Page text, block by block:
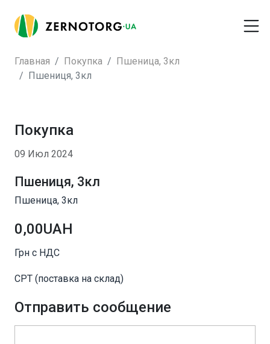
Главная Покупка
Пшеница, 3кл
Пшениця, 3кл
Покупка
09 Июл 2024
Пшениця, 3кл
Пшеница, 3кл
0,00UAH
Грн с НДС
CPT (поставка на склад)
Отправить сообщение